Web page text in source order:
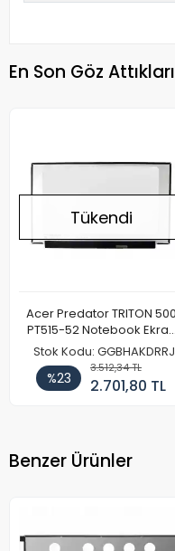
En Son Göz
Tükendi
Acer Predator TRITON 500
PT515-52 Notebook Ekran
(120Hz)
Stok Kodu: GGBHAKDRRJ
%23
3.512,34 TL
2.701,80 TL
Benzer Ürünler